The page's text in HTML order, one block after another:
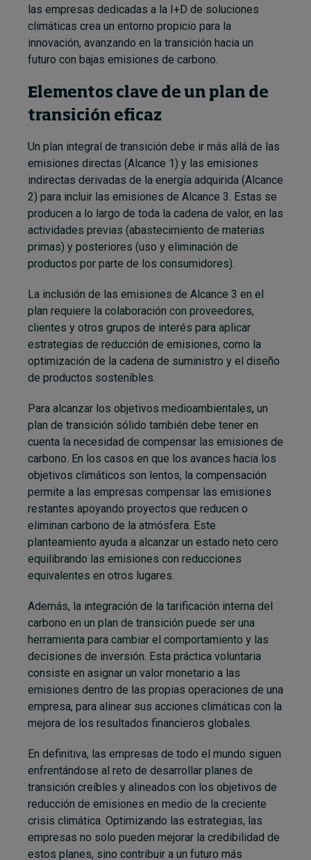
las empresas dedicadas a la I+D de soluciones
climáticas crea un entorno propicio para la
innovación, avanzando en la transición hacia un
futuro con bajas emisiones de carbono.
Elementos clave de un plan de
transición eficaz
Un plan integral de transición debe ir más allá de las
emisiones directas (Alcance 1) y las emisiones
indirectas derivadas de la energía adquirida (Alcance
2) para incluir las emisiones de Alcance 3. Estas se
producen a lo largo de toda la cadena de valor, en las
actividades previas (abastecimiento de materias
primas) y posteriores (uso y eliminación de
productos por parte de los consumidores).
La inclusión de las emisiones de Alcance 3 en el
plan requiere la colaboración con proveedores,
clientes y otros grupos de interés para aplicar
estrategias de reducción de emisiones, como la
optimización de la cadena de suministro y el diseño
de productos sostenibles.
Para alcanzar los objetivos medioambientales, un
plan de transición sólido también debe tener en
cuenta la necesidad de compensar las emisiones de
carbono. En los casos en que los avances hacia los
objetivos climáticos son lentos, la compensación
permite a las empresas compensar las emisiones
restantes apoyando proyectos que reducen o
eliminan carbono de la atmósfera. Este
planteamiento ayuda a alcanzar un estado neto cero
equilibrando las emisiones con reducciones
equivalentes en otros lugares.
Además, la integración de la tarificación interna del
carbono en un plan de transición puede ser una
herramienta para cambiar el comportamiento y las
decisiones de inversión. Esta práctica voluntaria
consiste en asignar un valor monetario a las
emisiones dentro de las propias operaciones de una
empresa, para alinear sus acciones climáticas con la
mejora de los resultados financieros globales.
En definitiva, las empresas de todo el mundo siguen
enfrentándose al reto de desarrollar planes de
transición creíbles y alineados con los objetivos de
reducción de emisiones en medio de la creciente
crisis climática. Optimizando las estrategias, las
empresas no solo pueden mejorar la credibilidad de
estos planes, sino contribuir a un futuro más